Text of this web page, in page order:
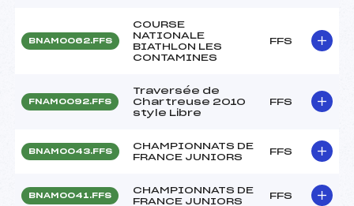
BNAM0062.FFS
COURSE
NATIONALE
BIATHLON LES
CONTAMINES
FFS
FNAM0092.FFS
Traversée de
Chartreuse 2010
style Libre
FFS
BNAM0043.FFS
CHAMPIONNATS DE
FRANCE JUNIORS
FFS
BNAM0041.FFS
CHAMPIONNATS DE
FRANCE JUNIORS
FFS